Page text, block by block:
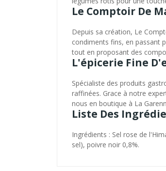
Le Comptoir De
Depuis sa création, Le
condiments fins, en passant
tout en proposant des
L'épicerie Fine
Spécialiste des produits
raffinées. Grace à notre
nous en boutique à La
Liste Des
Ingrédients : Sel rose de
sel), poivre noir 0,8%.